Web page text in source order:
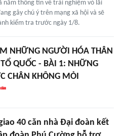
nắm thông tin về trải nghiệm vỏ lãi
gây chú ý trên mạng xã hội và sẽ
kiểm tra trước ngày 1/8.
NHỮNG NGƯỜI HÓA THÂN
QUỐC - BÀI 1: NHỮNG
CHÂN KHÔNG MỎI
40 căn nhà Đại đoàn kết